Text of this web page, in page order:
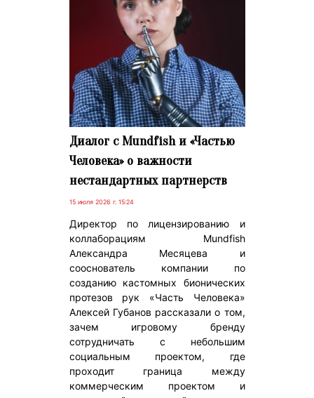
Диалог с Mundfish и «Частью
Человека» о важности
нестандартных партнерств
15 июля 2026 г. 15:24
Директор по лицензированию и
коллаборациям Mundfish
Александра Месяцева и
сооснователь компании по
созданию кастомных бионических
протезов рук «Часть Человека»
Алексей Губанов рассказали о том,
зачем игровому бренду
сотрудничать с небольшим
социальным проектом, где
проходит граница между
коммерческим проектом и